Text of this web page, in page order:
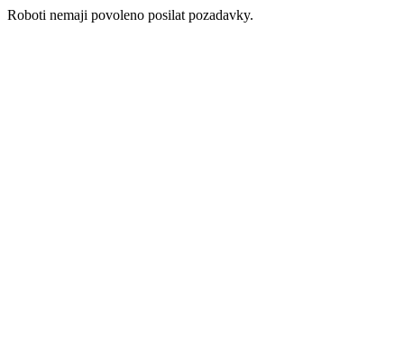
Roboti nemaji povoleno posilat pozadavky.